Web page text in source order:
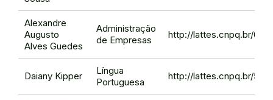
Alexandre
Augusto
Alves Guedes
Administração
de Empresas
http://lattes.cnpq.br/
Daiany Kipper
Língua
Portuguesa
http://lattes.cnpq.br/